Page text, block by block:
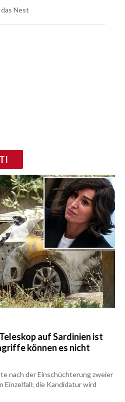
Nest
auf Sardinien ist
können es nicht
nach der Einschüchterung zweier
Einzelfall; die Kandidatur wird